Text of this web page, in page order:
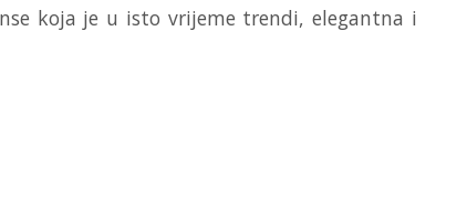
koja je u isto vrijeme trendi, elegantna i